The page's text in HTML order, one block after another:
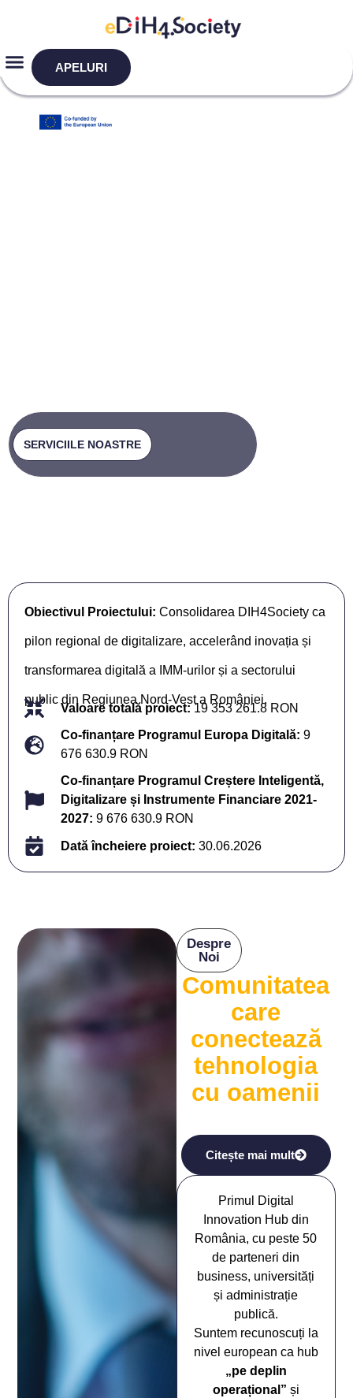
APELURI
SERVICIILE NOASTRE
Obiectivul Proiectului: Consolidarea DIH4Society ca
pilon regional de digitalizare, accelerând inovația și
transformarea digitală a IMM-urilor și a sectorului
public din Regiunea Nord-Vest a României.
Valoare totală proiect:19 353 261.8 RON
Co-finanțare Programul Europa Digitală: 9
676 630.9 RON
Co-finanțare Programul Creștere Inteligentă,
Digitalizare și Instrumente Financiare 2021-
2027:9 676 630.9 RON
Dată încheiere proiect: 30.06.2026
Despre
Noi
Comunitatea
care
conectează
tehnologia
cu oamenii
Primul Digital
Innovation Hub din
România, cu peste 50
de parteneri din
business, universități
și administrație
publică.
Suntem recunoscuți la
nivel european ca hub
„pe deplin
operațional” și
Citește mai mult